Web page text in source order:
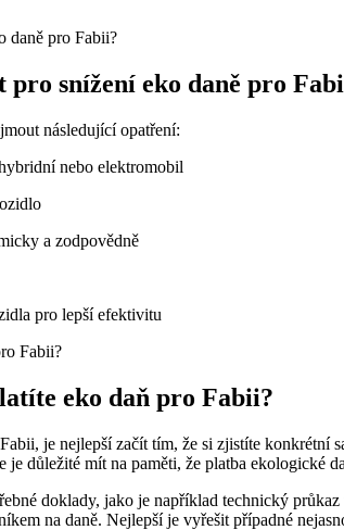
snížení eko daně pro
následující opatření:
nebo elektromobil
a zodpovědně
pro lepší efektivitu
eko daň pro Fabii?
je nejlepší začít tím, že si zjistíte
důležité mít na paměti, že platba ekologické
doklady, jako je například technický
na daně. Nejlepší je vyřešit případné